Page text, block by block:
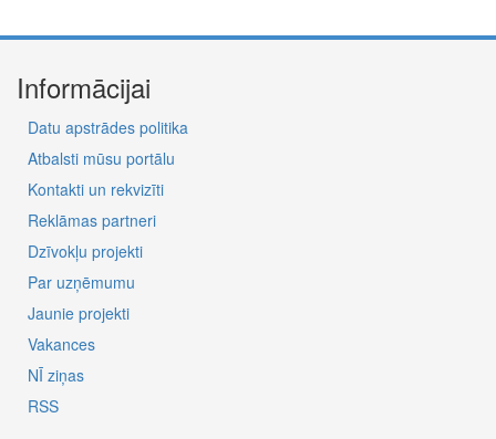
Informācijai
Datu apstrādes politika
Atbalsti mūsu portālu
Kontakti un rekvizīti
Reklāmas partneri
Dzīvokļu projekti
Par uzņēmumu
Jaunie projekti
Vakances
NĪ ziņas
RSS